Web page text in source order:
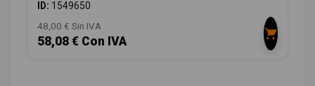
ID: 1549650
48,00 € Sin IVA
58,08 € Con IVA